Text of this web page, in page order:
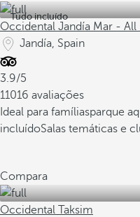
Tudo incluído
Occidental Jandía Mar - All
Jandía, Spain
3.9/5
11016 avaliações
Ideal para famíliasparque
incluídoSalas temáticas e
Compara
Occidental Taksim